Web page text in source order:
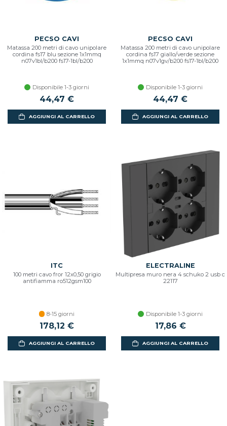
PECSO CAVI
Matassa 200 metri di cavo unipolare
cordina fs17 blu sezione 1x1mmq
n07v1bl/b200 fs17-1bl/b200
Disponibile 1-3 giorni
44,47 €
AGGIUNGI AL CARRELLO
PECSO CAVI
Matassa 200 metri di cavo unipolare
cordina fs17 giallo/verde sezione
1x1mmq n07v1gv/b200 fs17-1bl/b200
Disponibile 1-3 giorni
44,47 €
AGGIUNGI AL CARRELLO
ITC
100 metri cavo fror 12x0,50 grigio
antifiamma ro512gsm100
8-15 giorni
178,12 €
AGGIUNGI AL CARRELLO
ELECTRALINE
Multipresa muro nera 4 schuko 2 usb c
22117
Disponibile 1-3 giorni
17,86 €
AGGIUNGI AL CARRELLO